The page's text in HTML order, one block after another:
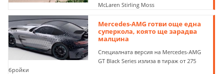
McLaren Stirling Moss
Mercedes-AMG готви още една
суперкола, която ще зарадва
малцина
Специалната версия на Mercedes-AMG
GT Black Series излиза в тираж от 275
бройки